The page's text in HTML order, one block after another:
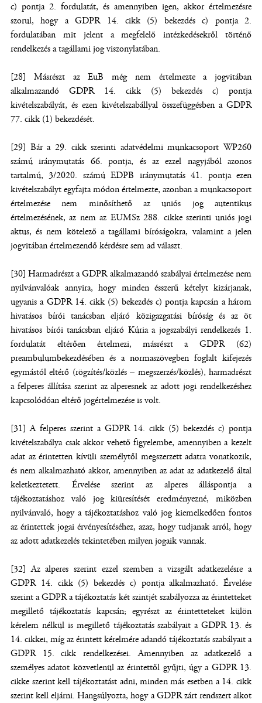
c) pontja 2. fordulatát, és amennyiben igen, akkor értelmezésre
szorul, hogy a GDPR 14. cikk (5) bekezdés c) pontja 2.
fordulatában mit jelent a megfelelő intézkedésekről történő
rendelkezés a tagállami jog viszonylatában.
[28] Másrészt az EuB még nem értelmezte a jogvitában
alkalmazandó GDPR 14. cikk (5) bekezdés c) pontja
kivételszabályát, és ezen kivételszabállyal összefüggésben a GDPR
77. cikk (1) bekezdését.
[29] Bár a 29. cikk szerinti adatvédelmi munkacsoport WP260
számú iránymutatás 66. pontja, és az ezzel nagyjából azonos
tartalmú, 3/2020. számú EDPB iránymutatás 41. pontja ezen
kivételszabályt egyfajta módon értelmezte, azonban a munkacsoport
értelmezése nem minősíthető az uniós jog autentikus
értelmezésének, az nem az EUMSz 288. cikke szerinti uniós jogi
aktus, és nem kötelező a tagállami bíróságokra, valamint a jelen
jogvitában értelmezendő kérdésre sem ad választ.
[30] Harmadrészt a GDPR alkalmazandó szabályai értelmezése nem
nyilvánvalóak annyira, hogy minden ésszerű kételyt kizárjanak,
ugyanis a GDPR 14. cikk (5) bekezdés c) pontja kapcsán a három
hivatásos bírói tanácsban eljáró közigazgatási bíróság és az öt
hivatásos bírói tanácsban eljáró Kúria a jogszabályi rendelkezés 1.
fordulatát eltérően értelmezi, másrészt a GDPR (62)
preambulumbekezdésében és a normaszövegben foglalt kifejezés
egymástól eltérő (rögzítés/közlés – megszerzés/közlés), harmadrészt
a felperes állítása szerint az alperesnek az adott jogi rendelkezéshez
kapcsolódóan eltérő jogértelmezése is volt.
[31] A felperes szerint a GDPR 14. cikk (5) bekezdés c) pontja
kivételszabálya csak akkor vehető figyelembe, amennyiben a kezelt
adat az érintetten kívüli személytől megszerzett adatra vonatkozik,
és nem alkalmazható akkor, amennyiben az adat az adatkezelő által
keletkeztetett. Érvelése szerint az alperes álláspontja a
tájékoztatáshoz való jog kiüresítését eredményezné, miközben
nyilvánvaló, hogy a tájékoztatáshoz való jog kiemelkedően fontos
az érintettek jogai érvényesítéséhez, azaz, hogy tudjanak arról, hogy
az adott adatkezelés tekintetében milyen jogaik vannak.
[32] Az alperes szerint ezzel szemben a vizsgált adatkezelésre a
GDPR 14. cikk (5) bekezdés c) pontja alkalmazható. Érvelése
szerint a GDPR a tájékoztatás két szintjét szabályozza az érintetteket
megillető tájékoztatás kapcsán; egyrészt az érintetteteket külön
kérelem nélkül is megillető tájékoztatás szabályait a GDPR 13. és
14. cikkei, míg az érintett kérelmére adandó tájékoztatás szabályait a
GDPR 15. cikk rendelkezései. Amennyiben az adatkezelő a
személyes adatot közvetlenül az érintettől gyűjti, úgy a GDPR 13.
cikke szerint kell tájékoztatást adni, minden más esetben a 14. cikk
szerint kell eljárni. Hangsúlyozta, hogy a GDPR zárt rendszert alkot